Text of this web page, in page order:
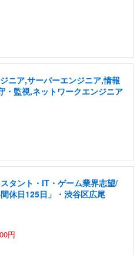
ニア,サーバーエンジニア,情報
・監視,ネットワークエンジニア
タント・IT・ゲーム業界志望/
休日125日」・渋谷区広尾
円